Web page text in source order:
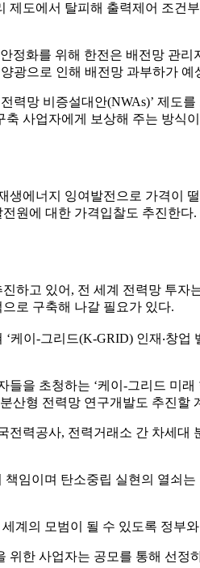
도에서 탈피해 출력제어 조
화를 위해 한전은 배전망 관리
으로 인해 배전망 과부하가
망 비증설대안(NWAs)’ 제도
사업자에게 보상해 주는 방
에너지 잉여발전으로 가격이
원에 대한 가격입찰도 추진한
하고 있어, 전 세계 전력망 투
로 구축해 나갈 필요가 있다.
이-그리드(K-GRID) 인재‧창
을 초청하는 ‘케이-그리드 미
형 전력망 연구개발도 추진
력공사, 전력거래소 간 차세
임이며 탄소중립 실현의 열쇠
계의 모범이 될 수 있도록 정부
한 사업자는 공모를 통해 선정